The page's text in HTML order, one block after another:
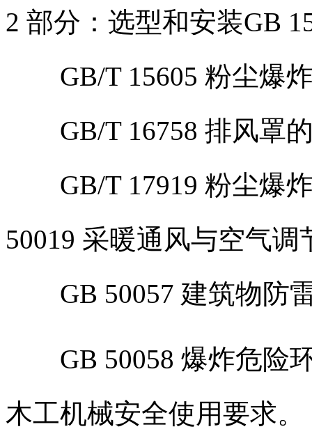
2 部分：选型和安装GB
GB/T 15605 粉尘爆
GB/T 16758 排风罩的
GB/T 17919 粉尘爆炸
50019 采暖通风与空气调
GB 50057 建筑物防
GB 50058 爆炸危险环
木工机械安全使用要求。